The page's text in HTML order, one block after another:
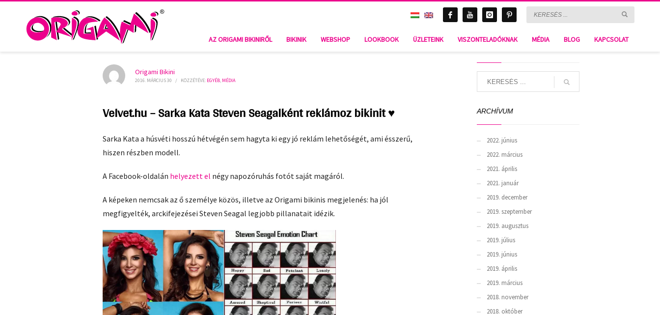
AZ ORIGAMI BIKINIRŐL BIKINIK WEBSHOP LOOKBOOK ÜZLETEINK VISZONTELADÓKNAK MÉDIA BLOG KAPCSOLAT
VELVET.HU – SARKA KATA STEVEN SEAGALKÉNT REKLÁMOZ BIKINIT ♥ BLOG & Gossip
Origami Bikini
2016. MÁRCIUS 30 / KÖZZÉTÉVE: EGYÉB, MÉDIA
Velvet.hu – Sarka Kata Steven Seagalként reklámoz bikinit ♥
Sarka Kata a húsvéti hosszú hétvégén sem hagyta ki egy jó reklám lehetőségét, ami ésszerű,
hiszen részben modell.
A Facebook-oldalán helyezett el négy napozóruhás fotót saját magáról.
A képeken nemcsak az ő személye közös, illetve az Origami bikinis megjelenés: ha jól
megfigyelték, arckifejezései Steven Seagal legjobb pillanatait idézik.
ARCHÍVUM
2022. június
2022. március
2021. április
2021. január
2019. december
2019. szeptember
2019. augusztus
2019. július
2019. június
2019. április
2019. március
2018. november
2018. október